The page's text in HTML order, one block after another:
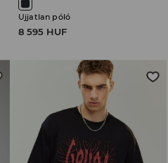
Ujjatlan póló
8 595 HUF